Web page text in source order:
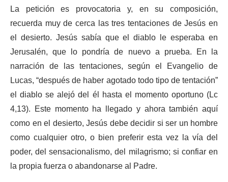
La petición es provocatoria y, en su composición,
recuerda muy de cerca las tres tentaciones de Jesús en
el desierto. Jesús sabía que el diablo le esperaba en
Jerusalén, que lo pondría de nuevo a prueba. En la
narración de las tentaciones, según el Evangelio de
Lucas, “después de haber agotado todo tipo de tentación”
el diablo se alejó del él hasta el momento oportuno (Lc
4,13). Este momento ha llegado y ahora también aquí
como en el desierto, Jesús debe decidir si ser un hombre
como cualquier otro, o bien preferir esta vez la vía del
poder, del sensacionalismo, del milagrismo; si confiar en
la propia fuerza o abandonarse al Padre.